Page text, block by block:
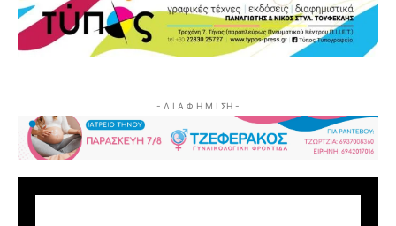
- Δ Ι Α Φ Η Μ Ι ΣΗ -